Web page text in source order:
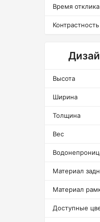
Время отклика
Контрастность
Высота
Ширина
Толщина
Вес
Материал
Материал
Доступные